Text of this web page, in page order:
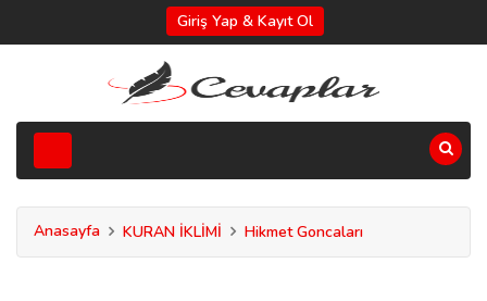
Giriş Yap & Kayıt Ol
Anasayfa KURAN İKLİMİ Hikmet Goncaları